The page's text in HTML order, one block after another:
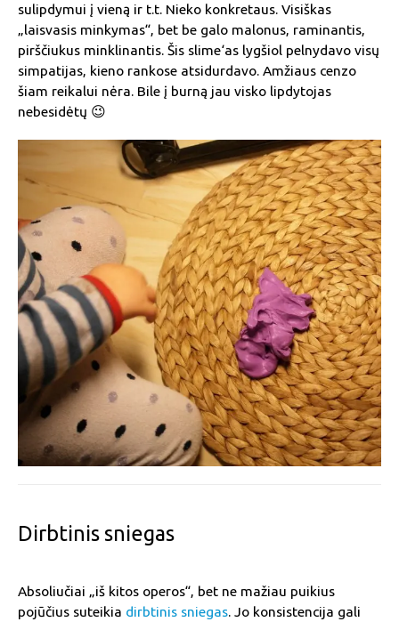
sulipdymui į vieną ir t.t. Nieko konkretaus. Visiškas
„laisvasis minkymas“, bet be galo malonus, raminantis,
pirščiukus minklinantis. Šis slime‘as lygšiol pelnydavo visų
simpatijas, kieno rankose atsidurdavo. Amžiaus cenzo
šiam reikalui nėra. Bile į burną jau visko lipdytojas
nebesidėtų 😉
Dirbtinis sniegas
Absoliučiai „iš kitos operos“, bet ne mažiau puikius
pojūčius suteikia dirbtinis sniegas. Jo konsistencija gali